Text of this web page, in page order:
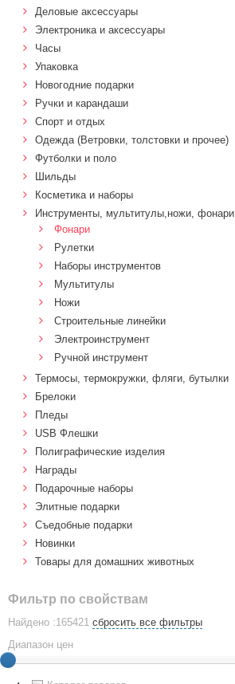
Деловые аксессуары
Электроника и аксессуары
Часы
Упаковка
Новогодние подарки
Ручки и карандаши
Спорт и отдых
Одежда (Ветровки, толстовки и прочее)
Футболки и поло
Шильды
Косметика и наборы
Инструменты, мультитулы,ножи, фонари
Фонари
Рулетки
Наборы инструментов
Мультитулы
Ножи
Строительные линейки
Электроинструмент
Ручной инструмент
Термосы, термокружки, фляги, бутылки
Брелоки
Пледы
USB Флешки
Полиграфические изделия
Награды
Подарочные наборы
Элитные подарки
Cъедобные подарки
Новинки
Товары для домашних животных
Фильтр по свойствам
Найдено :165421 сбросить все фильтры
Диапазон цен